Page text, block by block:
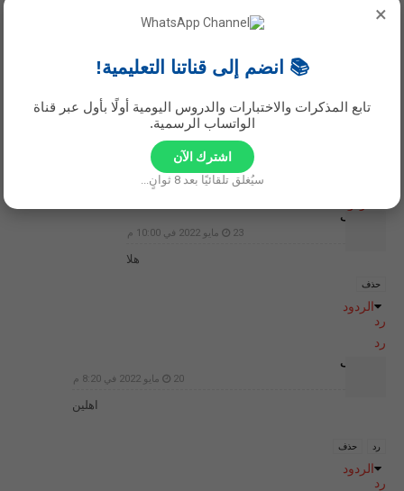
غير معرف
18 مايو 2022 في 5:16 م
غير معرف
23 مايو 2022 في 10:00 م
هلا
حذف
الردود
رد
رد
غير معرف
20 مايو 2022 في 8:20 م
اهلين
رد حذف
الردود
رد
×
📚 انضم إلى قناتنا التعليمية!
تابع المذكرات والاختبارات والدروس اليومية أولًا بأول عبر قناة
الواتساب الرسمية.
اشترك الآن
سيُغلق تلقائيًا بعد7 ثوانٍ...